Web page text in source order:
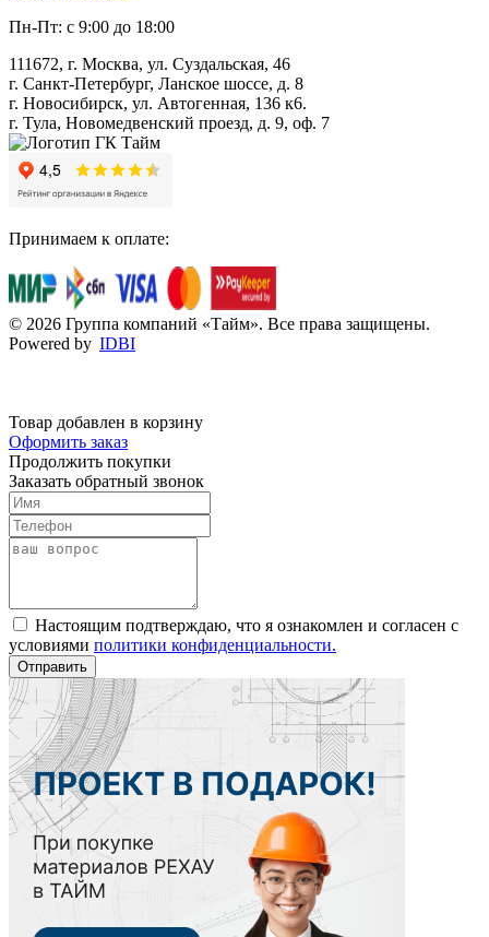
Пн-Пт: с 9:00 до 18:00
111672, г. Москва, ул. Суздальская, 46
г. Санкт-Петербург, Ланское шоссе, д. 8
г. Новосибирск, ул. Автогенная, 136 к6.
г. Тула, Новомедвенский проезд, д. 9, оф. 7
Принимаем к оплате:
© 2026 Группа компаний «Тайм». Все права защищены.
Powered by IDBI
Товар добавлен в корзину
Оформить заказ
Продолжить покупки
Заказать обратный звонок
Настоящим подтверждаю, что я ознакомлен и согласен с
условиями политики конфиденциальности.
Отправить